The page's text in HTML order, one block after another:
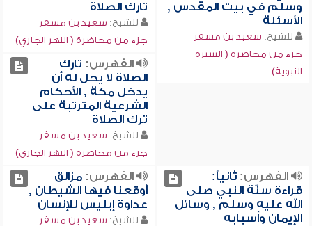
وسلم في بيت المقدس ,
الأسئلة
للشيخ: سعيد بن مسفر
جزء من محاضرة ( السيرة
النبوية)
تارك الصلاة
للشيخ: سعيد بن مسفر
جزء من محاضرة ( النهر الجاري)
الفهرس: تارك
الصلاة لا يحل له أن
يدخل مكة , الأحكام
الشرعية المترتبة على
ترك الصلاة
للشيخ: سعيد بن مسفر
جزء من محاضرة ( النهر الجاري)
الفهرس:ثانياً:
قراءة سنّة النبي صلى
الله عليه وسلم , وسائل
الإيمان وأسبابه
الفهرس:مزالق
أوقعنا فيها الشيطان ,
عداوة إبليس للإنسان
للشيخ: سعيد بن مسفر